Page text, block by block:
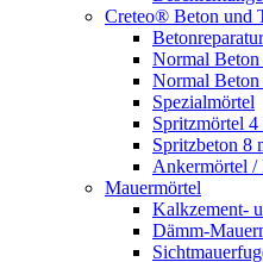
Creteo® Beton und
Normal Beton
Normal Beton
Spezialmörtel
Spritzmörtel 4
Spritzbeton 8
Ankermörtel /
Mauermörtel
Kalkzement-
Dämm-